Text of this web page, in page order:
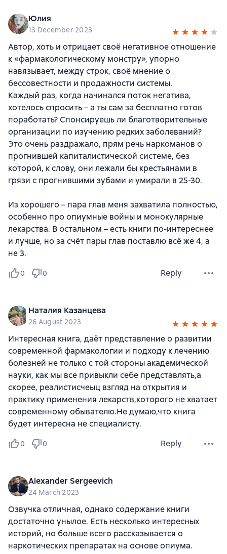
Юлия
13 December 2023
Автор, хоть и отрицает своё негативное отношение
к «фармакологическому монстру», упорно
навязывает, между строк, своё мнение о
бессовестности и продажности системы.
Каждый раз, когда начинался поток негатива,
хотелось спросить – а ты сам за бесплатно готов
поработать? Спонсируешь ли благотворительные
организации по изучению редких заболеваний?
Это очень раздражало, прям речь наркоманов о
прогнившей капиталистической системе, без
которой, к слову, они лежали бы крестьянами в
грязи с прогнившими зубами и умирали в 25-30.
Из хорошего – пара глав меня захватила полностью,
особенно про опиумные войны и монокулярные
лекарства. В остальном – есть книги по-интереснее
и лучше, но за счёт пары глав поставлю всё же 4, а
не 3.
0 0 Reply
Наталия Казанцева
26 August 2023
Интересная книга, даёт представление о развитии
современной фармакологии и подходу к лечению
болезней не только с той стороны академической
науки, как мы все привыкли себе представлять,а
скорее, реалистисчеыц взгляд на открытия и
практику применения лекарств,которого не хватает
современному обывателю.Не думаю,что книга
будет интересна не специалисту.
0 0 Reply
Alexander Sergeevich
24 March 2023
Озвучка отличная, однако содержание книги
достаточно унылое. Есть несколько интересных
историй, но больше всего рассказывается о
наркотических препаратах на основе опиума.